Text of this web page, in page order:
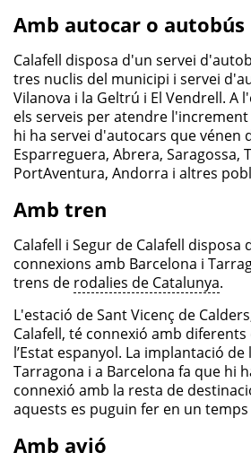
Entitats
AGENDA D'ACTIVITATS,
NOTÍCIES
MAPA WEB
Decidim Calafell
Transparència
Tràmits
Treball i empresa
Amb autocar o autobús
Calafell disposa d'un servei
tres nuclis del municipi i servei
Vilanova i la Geltrú i El Vendrell. A
els serveis per atendre
hi ha servei d'autocars que vénen
Esparreguera, Abrera, Saragossa,
PortAventura, Andorra i altres
Amb tren
Calafell i Segur de Calafell disposa
connexions amb Barcelona i
trens de rodalies de Catalunya.
L'estació de Sant Vicenç de
Calafell, té connexió amb
l’Estat espanyol. La implantació de
Tarragona i a Barcelona fa que hi
connexió amb la resta de
aquests es puguin fer en un
Amb avió